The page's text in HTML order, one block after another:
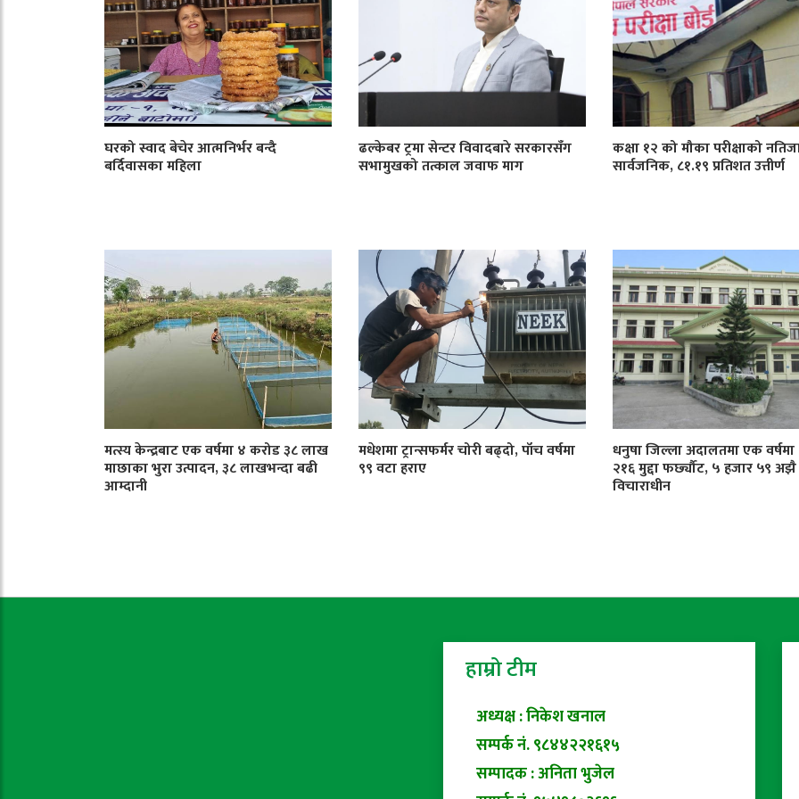
घरको स्वाद बेचेर आत्मनिर्भर बन्दै
बर्दिवासका महिला
ढल्केबर ट्रमा सेन्टर विवादबारे सरकारसँग
सभामुखको तत्काल जवाफ माग
कक्षा १२ को मौका परीक्षाको
सार्वजनिक, ८१.१९ प्रतिशत उत्तीर्ण
मत्स्य केन्द्रबाट एक वर्षमा ४ करोड ३८ लाख
माछाका भुरा उत्पादन, ३८ लाखभन्दा बढी
आम्दानी
मधेशमा ट्रान्सफर्मर चोरी बढ्दो, पाँच वर्षमा
९९ वटा हराए
धनुषा जिल्ला अदालतमा एक
२१६ मुद्दा फर्छ्यौट, ५ हजार ५९ अझै
विचाराधीन
हाम्रो टीम
अध्यक्ष : निकेश खनाल
सम्पर्क नं. ९८४४२२१६१५
सम्पादक : अनिता भुजेल